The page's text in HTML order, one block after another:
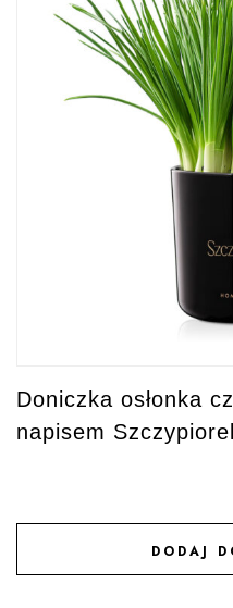
Doniczka osłonka
napisem
DODAJ
DODAJ